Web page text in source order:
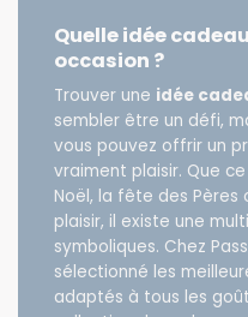
Quelle idée
occasion ?
Trouver une idée
sembler être un défi,
vous pouvez offrir un
vraiment plaisir. Que
Noël, la fête des
plaisir, il existe une
symboliques. Chez
sélectionné les
adaptés à tous les